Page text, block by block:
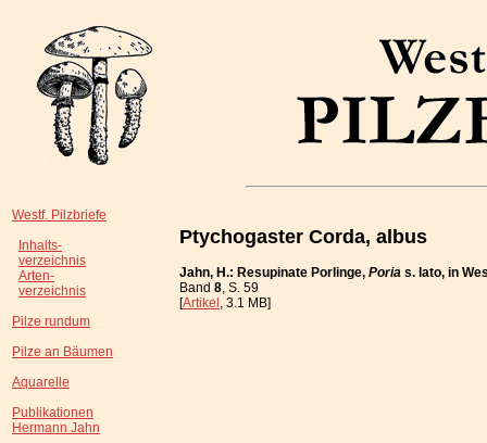
Westf. Pilzbriefe
Inhalts-
verzeichnis
Arten-
verzeichnis
Pilze rundum
Pilze an Bäumen
Aquarelle
Publikationen
Hermann Jahn
Ptychogaster Corda, albus
Jahn, H.: Resupinate Porlinge, Poria s. lato, in
Band 8, S. 59
[Artikel, 3.1 MB]